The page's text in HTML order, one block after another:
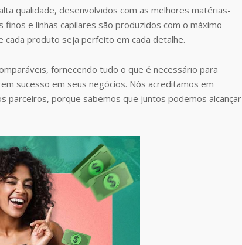
qualidade, desenvolvidos com as melhores matérias-
e linhas capilares são produzidos com o máximo
cada produto seja perfeito em cada detalhe.
fornecendo tudo o que é necessário para
sucesso em seus negócios. Nós acreditamos em
parceiros, porque sabemos que juntos podemos alcançar